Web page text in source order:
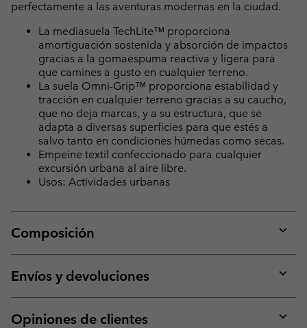
perfectamente a las aventuras modernas en la ciudad.
La mediasuela TechLite™ proporciona
amortiguación sostenida y absorción de impactos
gracias a la gomaespuma reactiva y ligera para
que camines a gusto en cualquier terreno.
La suela Omni-Grip™ proporciona estabilidad y
tracción en cualquier terreno gracias a su caucho,
que no deja marcas, y a su estructura, que se
adapta a diversas superficies para que estés a
salvo tanto en condiciones húmedas como secas.
Empeine textil confeccionado para cualquier
excursión urbana al aire libre.
Usos: Actividades urbanas
Composición
or
Envíos y devoluciones
or
Opiniones de clientes